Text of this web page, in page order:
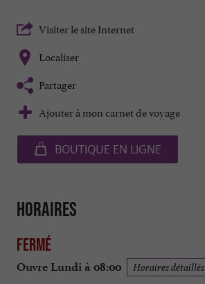
Visiter le site Internet
Localiser
Partager
Ajouter à mon carnet de voyage
BOUTIQUE EN LIGNE
Horaires
Fermé
Ouvre Lundi à 08:00 Horaires détaillés